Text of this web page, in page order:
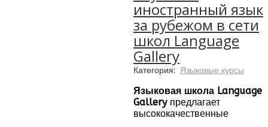
средняя школа в
Канаде с 8 по 12
классы
подготовительную
программу для
перевода в
университет Канады на
третий курс
программу диплома
ассоциата (2 года)
иностранный язык
за рубежом в сети
школ Language
Gallery
Категория: Языковые курсы
Языковая школа Language
Galleryпредлагает
высококачественные